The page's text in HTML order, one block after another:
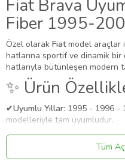
Fiat Brava
Fiber 1995-
Özel olarak Fiatmodel araçlar
hatlarına sportif ve dinamik bir
hatlarıyla bütünleşen modern
✨ Ürün
✔Uyumlu Yıllar: 1995 - 1996 -
modelleriyle tam uyumludur.
⚠️Aracınızın modeli 1995 (ve
koduna (Makyajlı Kasa) göre
✔Malzeme:Fiber
Tüm